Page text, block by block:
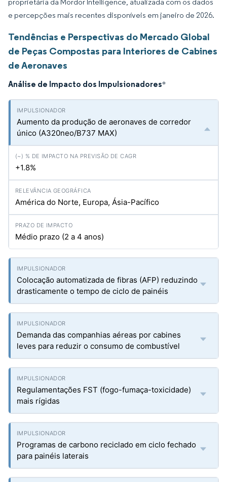
e percepções mais recentes disponíveis em janeiro de 2026.
Tendências e Perspectivas do Mercado Global
de Peças Compostas para Interiores de Cabines
de Aeronaves
Análise de Impacto dos Impulsionadores*
Aumento da produção de aeronaves de corredor
único (A320neo/B737 MAX)
+1.8%
América do Norte, Europa, Ásia-Pacífico
Médio prazo (2 a 4 anos)
Colocação automatizada de fibras (AFP) reduzindo
drasticamente o tempo de ciclo de painéis
Demanda das companhias aéreas por cabines
leves para reduzir o consumo de combustível
Regulamentações FST (fogo-fumaça-toxicidade)
mais rígidas
Programas de carbono reciclado em ciclo fechado
para painéis laterais